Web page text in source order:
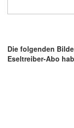
Die folgenden
Eseltreiber-Abo